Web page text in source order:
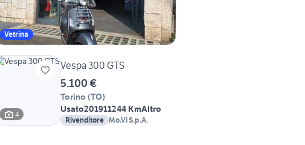
Vetrina
4
Vespa 300 GTS
5.100 €
Torino (TO)
Usato201911244 KmAltro
Rivenditore Mo.Vi S.p.A.